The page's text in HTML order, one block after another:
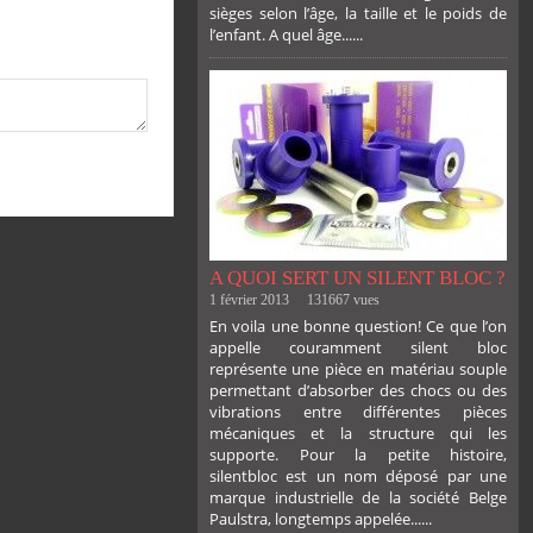
sièges selon l’âge, la taille et le poids de
l’enfant. A quel âge......
A QUOI SERT UN SILENT BLOC ?
1 février 2013 131667 vues
En voila une bonne question! Ce que l’on
appelle couramment silent bloc
représente une pièce en matériau souple
permettant d’absorber des chocs ou des
vibrations entre différentes pièces
mécaniques et la structure qui les
supporte. Pour la petite histoire,
silentbloc est un nom déposé par une
marque industrielle de la société Belge
Paulstra, longtemps appelée......